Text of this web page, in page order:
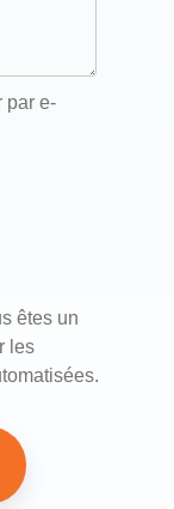
par e-
êtes un
les